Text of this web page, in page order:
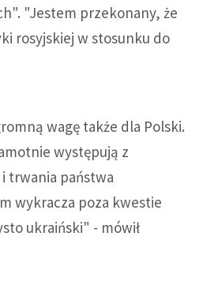
"Jestem przekonany, że
rosyjskiej w stosunku do
wagę także dla Polski.
występują z
trwania państwa
wykracza poza kwestie
ukraiński" - mówił